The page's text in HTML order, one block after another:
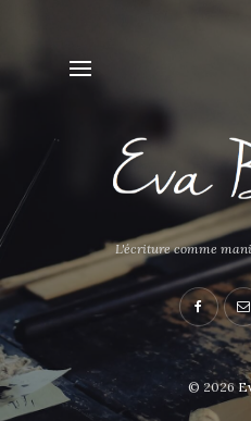
L'écriture comme
© 2026